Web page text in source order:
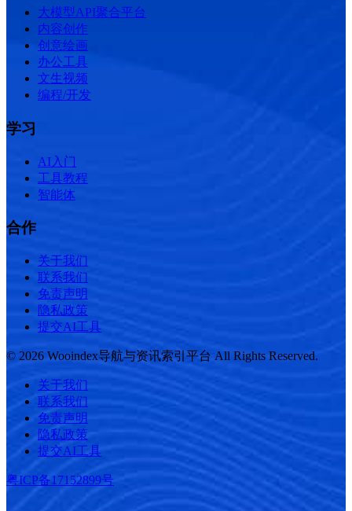
大模型API聚合平台
内容创作
创意绘画
办公工具
文生视频
编程/开发
学习
AI入门
工具教程
智能体
合作
关于我们
联系我们
免责声明
隐私政策
提交AI工具
© 2026 Wooindex导航与资讯索引平台 All Rights Reserved.
关于我们
联系我们
免责声明
隐私政策
提交AI工具
粤ICP备17152899号